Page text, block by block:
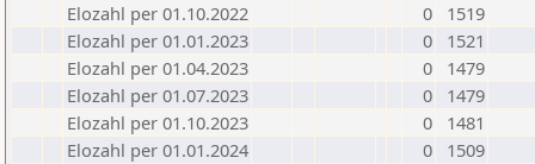
Elozahl per 01.10.2022
0
1519
Elozahl per 01.01.2023
0
1521
Elozahl per 01.04.2023
0
1479
Elozahl per 01.07.2023
0
1479
Elozahl per 01.10.2023
0
1481
Elozahl per 01.01.2024
0
1509